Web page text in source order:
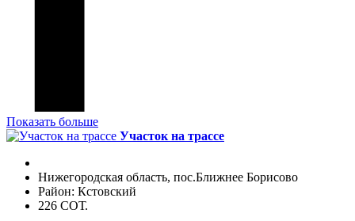
Показать больше
Участок на трассе
Нижегородская область, пос.Ближнее Борисово
Район: Кстовский
226 СОТ.